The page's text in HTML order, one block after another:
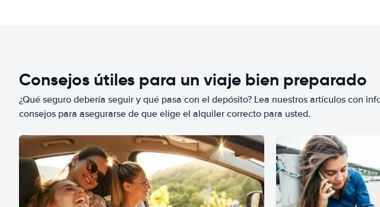
Consejos útiles para un viaje bien preparado
¿Qué seguro debería seguir y qué pasa con el depósito? Lea nuestros artículos con
consejos para asegurarse de que elige el alquiler correcto para usted.